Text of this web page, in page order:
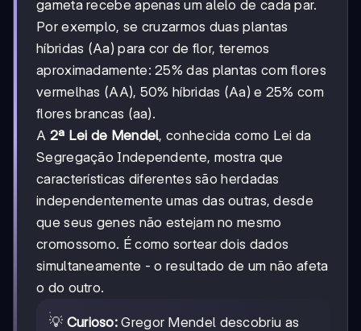
gameta recebe apenas um alelo de cada par.
Por exemplo, se cruzarmos duas plantas
híbridas (Aa) para cor de flor, teremos
aproximadamente: 25% das plantas com flores
vermelhas (AA), 50% híbridas (Aa) e 25% com
flores brancas (aa).
A 2ª Lei de Mendel, conhecida como Lei da
Segregação Independente, mostra que
características diferentes são herdadas
independentemente umas das outras, desde
que seus genes não estejam no mesmo
cromossomo. É como sortear dois dados
simultaneamente - o resultado de um não afeta
o do outro.
💡 Curioso: Gregor Mendel descobriu as